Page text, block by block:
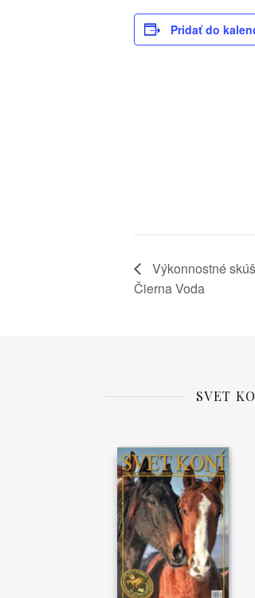
Pridať do
Výkonnostné
Čierna Voda
SVET